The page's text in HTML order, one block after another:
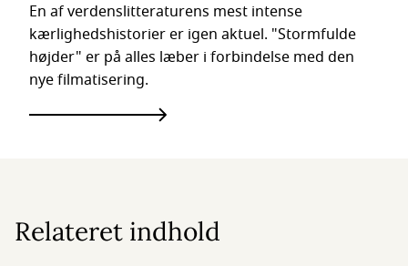
En af verdenslitteraturens mest intense
kærlighedshistorier er igen aktuel. "Stormfulde
højder" er på alles læber i forbindelse med den
nye filmatisering.
Relateret indhold